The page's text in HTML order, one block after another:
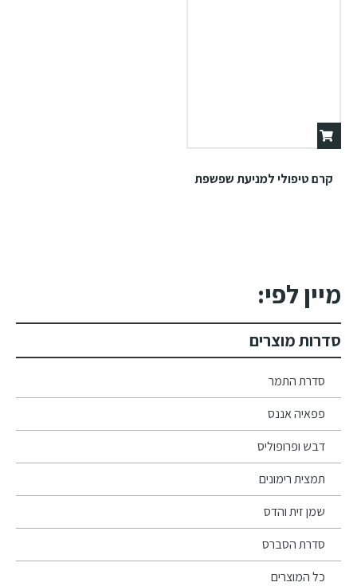
מיין לפי:
סדרות מוצרים
סדרת התמר
פפאיה אננס
דבש ופרופוליס
תמצית רימונים
שמן זית והדס
סדרת הסברס
כל המוצרים
קרם טיפולי למניעת שפשפת